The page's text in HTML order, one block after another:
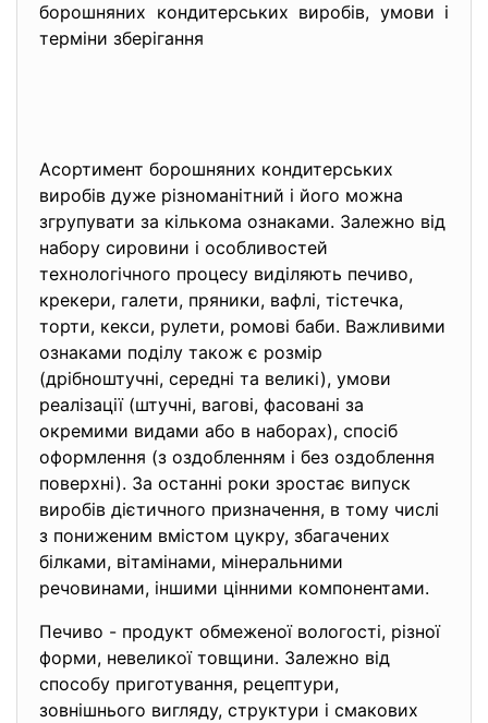
борошняних кондитерських виробів, умови і
терміни зберігання
Асортимент борошняних кондитерських
виробів дуже різноманітний і його можна
згрупувати за кількома ознаками. Залежно від
набору сировини і особливостей
технологічного процесу виділяють печиво,
крекери, галети, пряники, вафлі, тістечка,
торти, кекси, рулети, ромові баби. Важливими
ознаками поділу також є розмір
(дрібноштучні, середні та великі), умови
реалізації (штучні, вагові, фасовані за
окремими видами або в наборах), спосіб
оформлення (з оздобленням і без оздоблення
поверхні). За останні роки зростає випуск
виробів дієтичного призначення, в тому числі
з пониженим вмістом цукру, збагачених
білками, вітамінами, мінеральними
речовинами, іншими цінними компонентами.
Печиво - продукт обмеженої вологості, різної
форми, невеликої товщини. Залежно від
способу приготування, рецептури,
зовнішнього вигляду, структури і смакових